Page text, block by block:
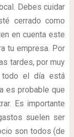
Debes cuidar
cerrado como
en cuenta este
tu empresa. Por
tardes, por muy
el día está
es probable que
Es importante
suelen ser
son todos (de